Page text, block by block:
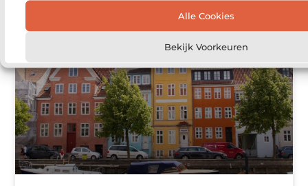
Alle Cookies
Bekijk VoorkeurenWONINGEN